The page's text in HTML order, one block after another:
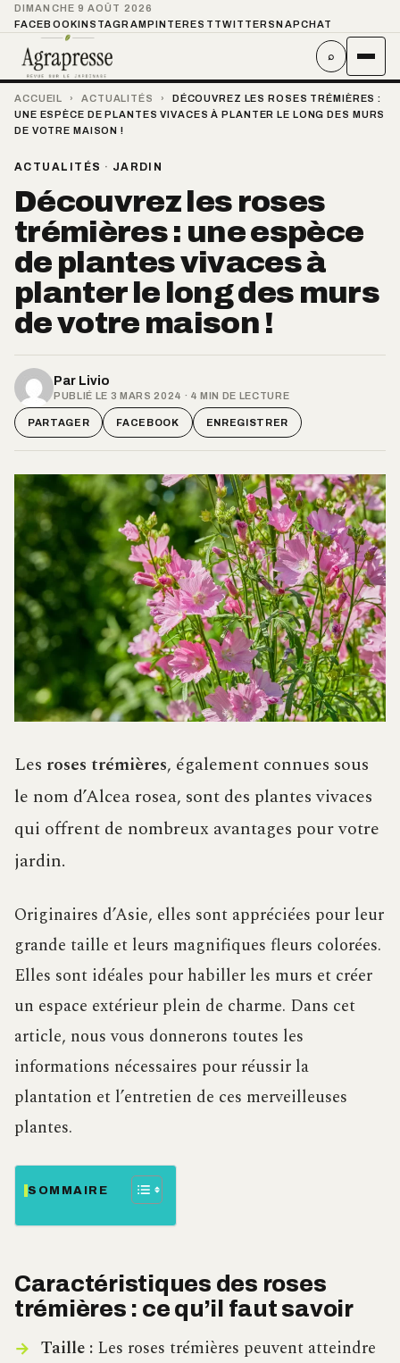
DIMANCHE 9 AOÛT 2026
FACEBOOKINSTAGRAMPINTEREST TWITTER SNAPCHAT
⌕
ACCUEIL › ACTUALITÉS ›
DÉCOUVREZ LES ROSES TRÉMIÈRES :
UNE ESPÈCE DE PLANTES VIVACES À PLANTER LE LONG DES MURS
DE VOTRE MAISON !
ACTUALITÉS · JARDIN
Découvrez les roses
trémières : une espèce
de plantes vivaces à
planter le long des murs
de votre maison !
Par Livio
PUBLIÉ LE 3 MARS 2024 · 4 MIN DE LECTURE
PARTAGER FACEBOOK ENREGISTRER
Les roses trémières, également connues sous
le nom d’Alcea rosea, sont des plantes vivaces
qui offrent de nombreux avantages pour votre
jardin.
Originaires d’Asie, elles sont appréciées pour leur
grande taille et leurs magnifiques fleurs colorées.
Elles sont idéales pour habiller les murs et créer
un espace extérieur plein de charme. Dans cet
article, nous vous donnerons toutes les
informations nécessaires pour réussir la
plantation et l’entretien de ces merveilleuses
plantes.
SOMMAIRE
Caractéristiques des roses
trémières : ce qu’il faut savoir
Taille :Les roses trémières peuvent atteindre